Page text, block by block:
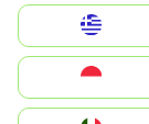
Magyarország